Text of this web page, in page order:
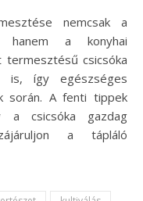
nemcsak a
hanem a konyhai
csicsóka
is, így egészséges
során. A fenti tippek
a csicsóka gazdag
a tápláló